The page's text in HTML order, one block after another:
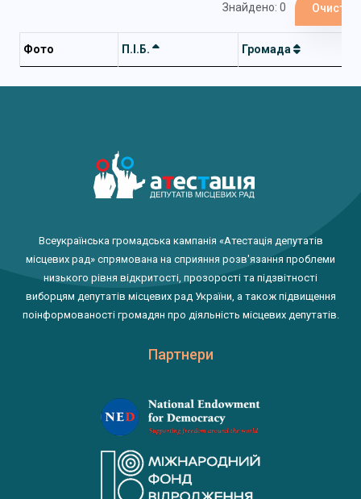
Знайдено: 0
Фото П.І.Б. Громада
Всеукраїнська громадська кампанія «Атестація депутатів
місцевих рад» спрямована на сприяння розв'язання проблеми
низького рівня відкритості, прозорості та підзвітності
виборцям депутатів місцевих рад України, а також підвищення
поінформованості громадян про діяльність місцевих депутатів.
Партнери